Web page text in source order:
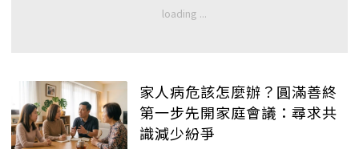
家人病危該怎麼辦？圓滿善終
第一步先開家庭會議：尋求共
識減少紛爭